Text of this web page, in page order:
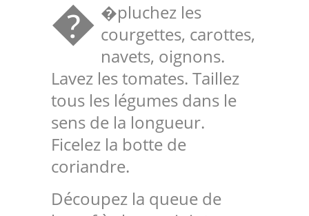
� �pluchez les
courgettes, carottes,
navets, oignons.
Lavez les tomates. Taillez
tous les légumes dans le
sens de la longueur.
Ficelez la botte de
coriandre.
Découpez la queue de